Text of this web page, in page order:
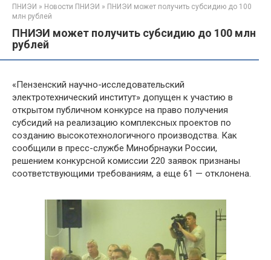
ПНИЭИ » Новости ПНИЭИ » ПНИЭИ может получить субсидию до 100
млн рублей
ПНИЭИ может получить субсидию до 100 млн
рублей
«Пензенский научно-исследовательский
электротехнический институт» допущен к участию в
открытом публичном конкурсе на право получения
субсидий на реализацию комплексных проектов по
созданию высокотехнологичного производства. Как
сообщили в пресс-службе Минобрнауки России,
решением конкурсной комиссии 220 заявок признаны
соответствующими требованиям, а еще 61 — отклонена.